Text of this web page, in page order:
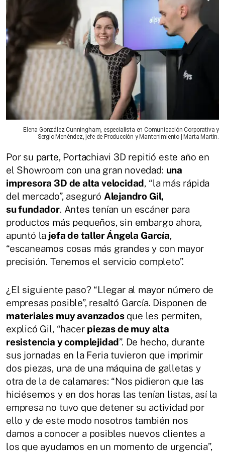
Elena González Cunningham, especialista en Comunicación Corporativa y
Sergio Menéndez, jefe de Producción y Mantenimiento | Marta Martín.
Por su parte, Portachiavi 3D repitió este año en
el Showroom con una gran novedad: una
impresora 3D de alta velocidad, “la más rápida
del mercado”, aseguró Alejandro Gil,
su fundador. Antes tenían un escáner para
productos más pequeños, sin embargo ahora,
apuntó la jefa de taller Ángela García,
“escaneamos cosas más grandes y con mayor
precisión. Tenemos el servicio completo”.
¿El siguiente paso? “Llegar al mayor número de
empresas posible”, resaltó García. Disponen de
materiales muy avanzadosque les permiten,
explicó Gil, “hacer piezas de muy alta
resistencia y complejidad”. De hecho, durante
sus jornadas en la Feria tuvieron que imprimir
dos piezas, una de una máquina de galletas y
otra de la de calamares: “Nos pidieron que las
hiciésemos y en dos horas las tenían listas, así la
empresa no tuvo que detener su actividad por
ello y de este modo nosotros también nos
damos a conocer a posibles nuevos clientes a
los que ayudamos en un momento de urgencia”,